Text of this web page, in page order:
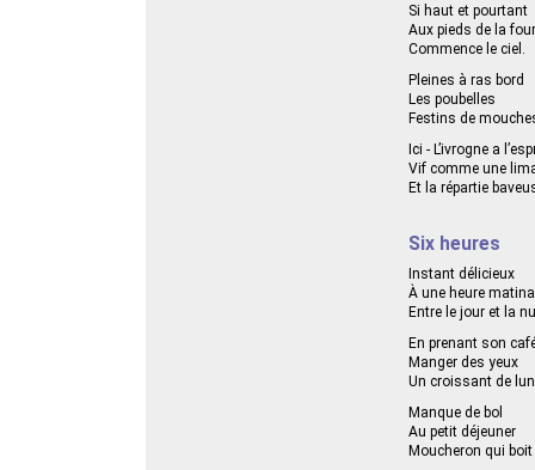
Si haut et pourtant
Aux pieds de la
Commence le ciel.
Pleines à ras bord
Les poubelles
Festins de
Ici - L’ivrogne a
Vif comme une
Et la répartie
Six heures
Instant délicieux
À une heure
Entre le jour et la
En prenant son
Manger des yeux
Un croissant de
Manque de bol
Au petit déjeuner
Moucheron qui boit